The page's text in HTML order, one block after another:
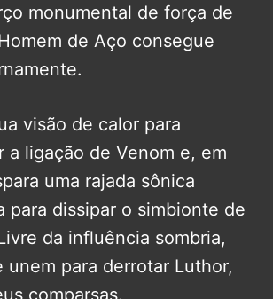
monumental de força de
de Aço consegue
visão de calor para
a ligação de Venom e, em
uma rajada sônica
para dissipar o simbionte de
da influência sombria,
unem para derrotar Luthor,
comparsas.